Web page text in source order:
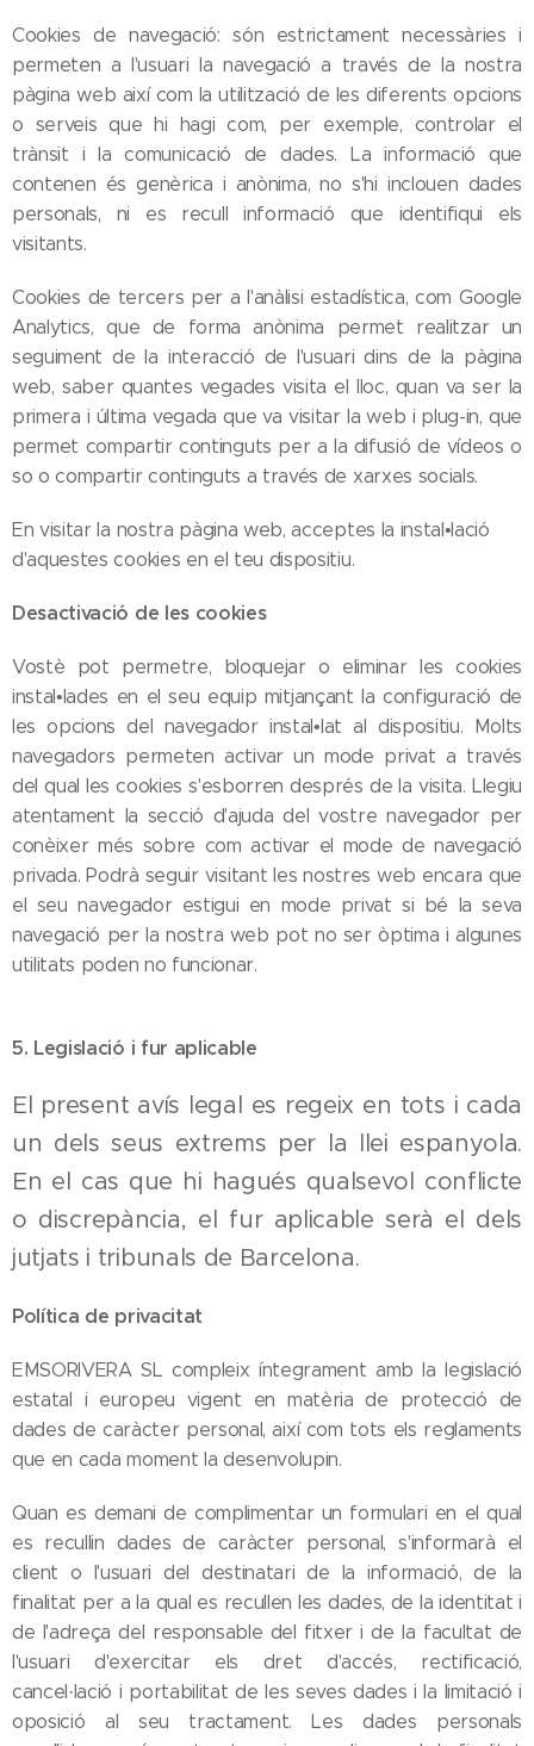
Cookies de navegació: són estrictament necessàries i
permeten a l'usuari la navegació a través de la nostra
pàgina web així com la utilització de les diferents opcions
o serveis que hi hagi com, per exemple, controlar el
trànsit i la comunicació de dades. La informació que
contenen és genèrica i anònima, no s'hi inclouen dades
personals, ni es recull informació que identifiqui els
visitants.
Cookies de tercers per a l'anàlisi estadística, com Google
Analytics, que de forma anònima permet realitzar un
seguiment de la interacció de l'usuari dins de la pàgina
web, saber quantes vegades visita el lloc, quan va ser la
primera i última vegada que va visitar la web i plug-in, que
permet compartir continguts per a la difusió de vídeos o
so o compartir continguts a través de xarxes socials.
En visitar la nostra pàgina web, acceptes la instal•lació
d'aquestes cookies en el teu dispositiu.
Desactivació de les cookies
Vostè pot permetre, bloquejar o eliminar les cookies
instal•lades en el seu equip mitjançant la configuració de
les opcions del navegador instal•lat al dispositiu. Molts
navegadors permeten activar un mode privat a través
del qual les cookies s'esborren després de la visita. Llegiu
atentament la secció d'ajuda del vostre navegador per
conèixer més sobre com activar el mode de navegació
privada. Podrà seguir visitant les nostres web encara que
el seu navegador estigui en mode privat si bé la seva
navegació per la nostra web pot no ser òptima i algunes
utilitats poden no funcionar.
5. Legislació i fur aplicable
El present avís legal es regeix en tots i cada
un dels seus extrems per la llei espanyola.
En el cas que hi hagués qualsevol conflicte
o discrepància, el fur aplicable serà el dels
jutjats i tribunals de Barcelona.
Política de privacitat
EMSORIVERA SL compleix íntegrament amb la legislació
estatal i europeu vigent en matèria de protecció de
dades de caràcter personal, així com tots els reglaments
que en cada moment la desenvolupin.
Quan es demani de complimentar un formulari en el qual
es recullin dades de caràcter personal, s'informarà el
client o l'usuari del destinatari de la informació, de la
finalitat per a la qual es recullen les dades, de la identitat i
de l'adreça del responsable del fitxer i de la facultat de
l'usuari d'exercitar els dret d'accés, rectificació,
cancel·lació i portabilitat de les seves dades i la limitació i
oposició al seu tractament. Les dades personals